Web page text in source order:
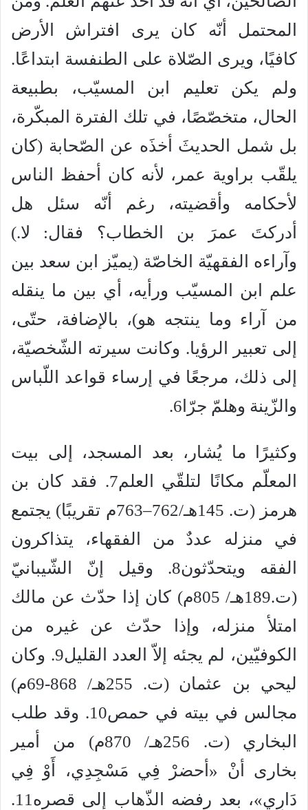
المحتمل أنّه كان يرى افتراش الأرض
كافيًا، ويرى الصّلاة على الطنفسة ابتداعًا.
ولم يكن تعليم ابن المسيّب، بطبيعة
الحال، متخصّصًا، في تلك الفترة المبكّرة،
بل شمل الحديثَ أخذَه عن الصّحابة (كان
يلقّب براوية عمر، لأنه كان أحفظ الناس
لأحكامه وأقضيته، رغم أنّه سئل هل
أدركتَ عمرَ بن الخطاب؟ فقال: لا.)
وآراءه الفقهيّة الخاصّة (يميّز ابن سعد بين
علم ابن المسيّب ورأيه، أي بين ما ينقله
من آراء وما ينتجه هو)، بالإضافة، حتّى،
إلى تعبير الرؤيا. وكانت سيرته الشّخصيّة،
إلى ذلك، مرجعًا في إرساء قواعد اللّباس
والزّينة وهلمّ جرّا6.
وكثيرًا ما يُشار، بعد المسجد، إلى بيت
المعلّم مكانًا لتلقّي العلم7. فقد كان بن
هرمز (ت. 145هـ/762–763م تقريبًا) يجتمع
في منزله عددٌ من الفقهاء، يتذاكرون
الفقه ويتحدّثون8. وقيل إنّ الشّيبانيّ
(ت.189هـ/ 805م) كان إذا حدّث عن مالك
امتلأ منزله، وإذا حدّث عن غيره من
الكوفيّين، لم يجئه إلاّ العدد القليل9. وكان
ليحي بن عثمان (ت. 255هـ/ 868-69م)
مجالس في بيته في حمص10. وقد طلب
البخاري (ت. 256هـ/ 870م) من أمير
بخارى أنْ «أحضرْ فِي مَسْجِدِي، أَوْ فِي
دَارِي»، بعد رفضه الذّهاب إلى قصره11.